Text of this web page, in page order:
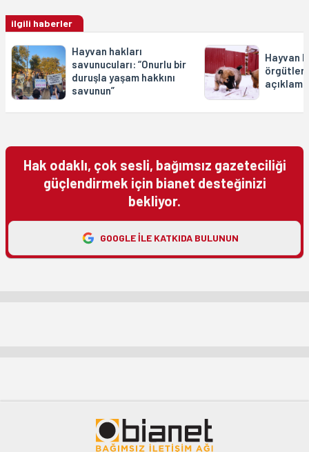
ilgili haberler
Hayvan hakları
savunucuları: “Onurlu bir
duruşla yaşam hakkını
savunun”
Hayvan
Hak odaklı, çok sesli, bağımsız gazeteciliği
güçlendirmek için bianet desteğinizi
bekliyor.
GOOGLE ILE KATKIDA BULUNUN